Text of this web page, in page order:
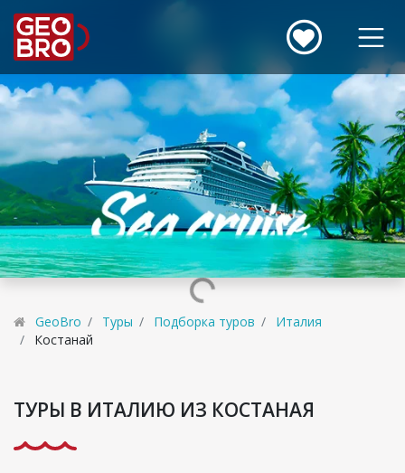
GeoBro Туры Подборка туров
Италия
Костанай
ТУРЫ В ИТАЛИЮ ИЗ КОСТАНАЯ